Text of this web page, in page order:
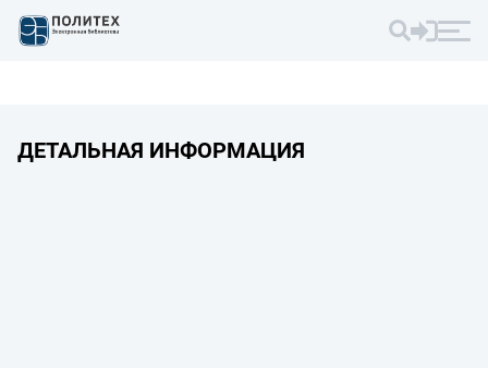
ДЕТАЛЬНАЯ ИНФОРМАЦИЯ